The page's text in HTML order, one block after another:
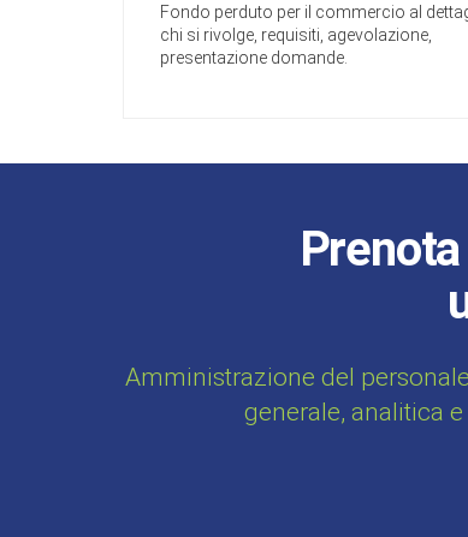
Fondo perduto per il commercio al
chi si rivolge, requisiti, agevolazione,
presentazione domande.
Amministrazione del
generale, analitica